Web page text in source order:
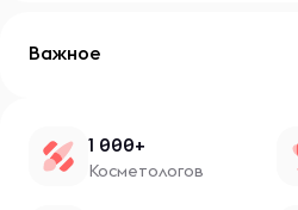
Важное
1 000+
Косметологов